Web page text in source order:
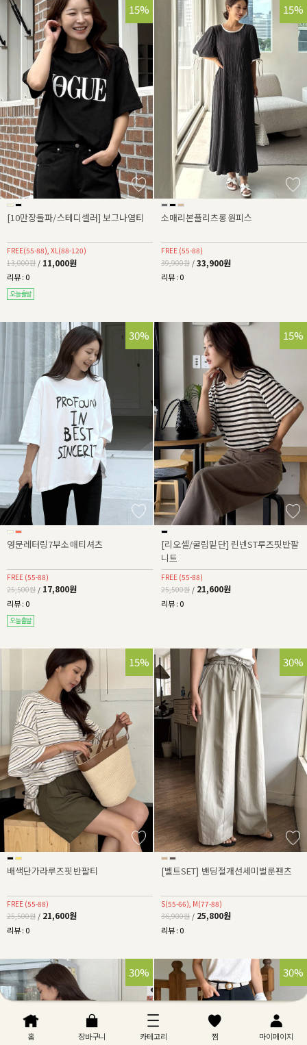
15%
[10만장돌파/스테디셀러] 보그나염티
FREE(55-88), XL(88-120)
13,000원 / 11,000원
리뷰 : 0
15%
소매리본플리츠롱원피스
FREE (55-88)
39,900원 / 33,900원
리뷰 : 0
30%
영문레터링7부소매티셔츠
FREE (55-88)
25,500원 / 17,800원
리뷰 : 0
15%
[리오셀/굴림밑단] 린넨ST루즈핏반팔
니트
FREE (55-88)
25,500원 / 21,600원
리뷰 : 0
15%
배색단가라루즈핏반팔티
FREE (55-88)
25,500원 / 21,600원
리뷰 : 0
30%
[벨트SET] 밴딩절개선세미벌룬팬츠
S(55-66), M(77-88)
36,900원 / 25,800원
리뷰 : 0
30% 30%
홈 장바구니 카테고리 찜 마이페이지